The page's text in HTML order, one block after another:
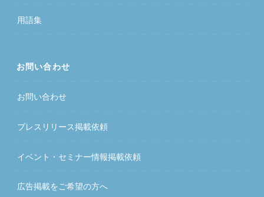
用語集
お問い合わせ
お問い合わせ
プレスリリース掲載依頼
イベント・セミナー情報掲載依頼
広告掲載をご希望の方へ